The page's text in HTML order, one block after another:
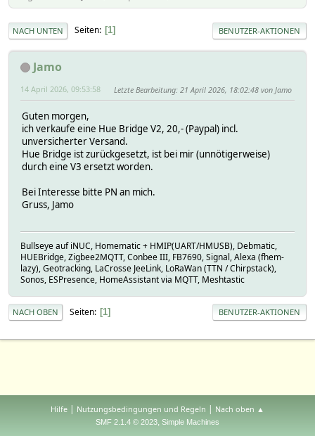
NACH UNTEN Seiten 1 BENUTZER-AKTIONEN
Jamo
14 April 2026, 09:53:58 Letzte Bearbeitung: 21 April 2026, 18:02:48 von Jamo
Guten morgen,
ich verkaufe eine Hue Bridge V2, 20,- (Paypal) incl.
unversicherter Versand.
Hue Bridge ist zurückgesetzt, ist bei mir (unnötigerweise)
durch eine V3 ersetzt worden.
Bei Interesse bitte PN an mich.
Gruss, Jamo
Bullseye auf iNUC, Homematic + HMIP(UART/HMUSB), Debmatic,
HUEBridge, Zigbee2MQTT, Conbee III, FB7690, Signal, Alexa (fhem-
lazy), Geotracking, LaCrosse JeeLink, LoRaWan (TTN / Chirpstack),
Sonos, ESPresence, HomeAssistant via MQTT, Meshtastic
NACH OBEN Seiten 1 BENUTZER-AKTIONEN
Hilfe | Nutzungsbedingungen und Regeln | Nach oben ▲
SMF 2.1.4 © 2023, Simple Machines